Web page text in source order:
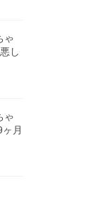
ゃ
し
ゃ
月